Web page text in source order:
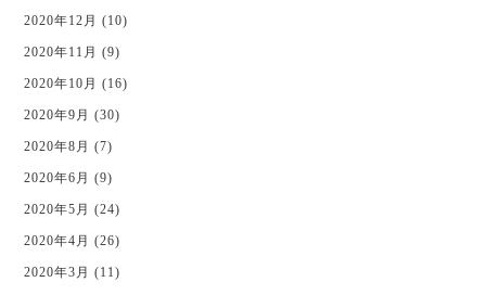
2020年12月 (10)
2020年11月 (9)
2020年10月 (16)
2020年9月 (30)
2020年8月 (7)
2020年6月 (9)
2020年5月 (24)
2020年4月 (26)
2020年3月 (11)